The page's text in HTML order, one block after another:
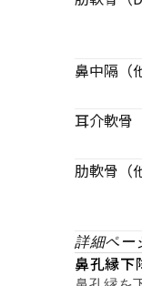
鼻中隔（
耳介軟骨
肋軟骨（
詳細ペ
鼻孔縁下